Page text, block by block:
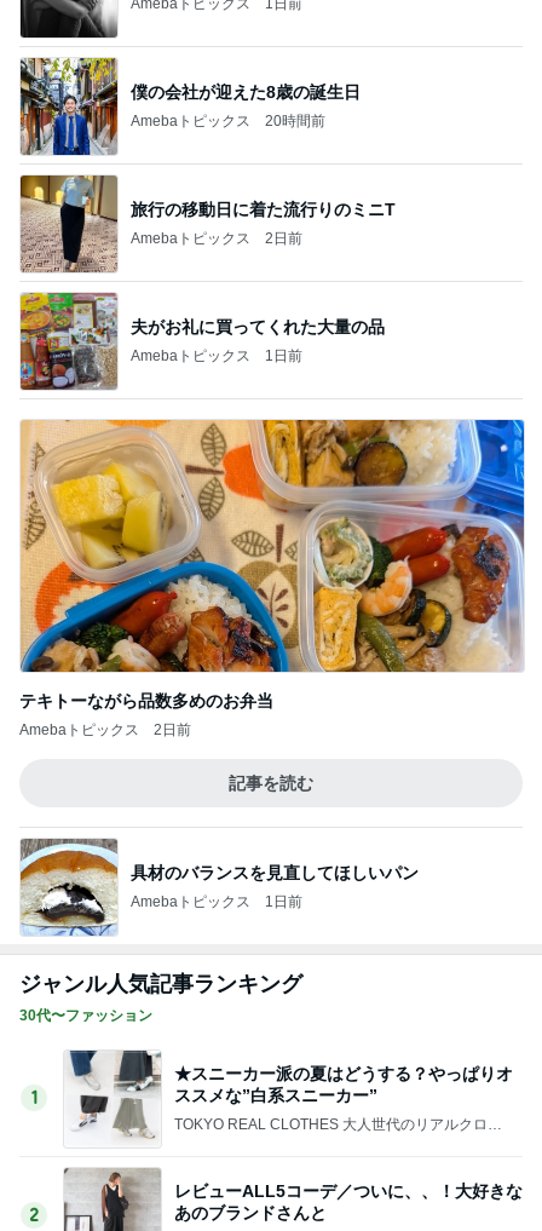
僕の会社が迎えた8歳の誕生日
Amebaトピックス 20時間前
旅行の移動日に着た流行りのミニT
Amebaトピックス 2日前
夫がお礼に買ってくれた大量の品
Amebaトピックス 1日前
テキトーながら品数多めのお弁当
Amebaトピックス 2日前
記事を読む
具材のバランスを見直してほしいパン
Amebaトピックス 1日前
ジャンル人気記事ランキング
30代〜ファッション
1
★スニーカー派の夏はどうする？やっぱりオ
ススメな”白系スニーカー”
TOKYO REAL CLOTHES 大人世代のリアルクロー
2
レビューALL5コーデ／ついに、、！大好きな
あのブランドさんと